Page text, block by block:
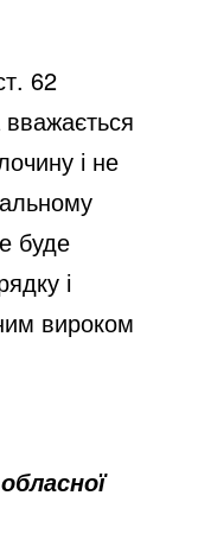
62
вважається
і не
буде
і
вироком